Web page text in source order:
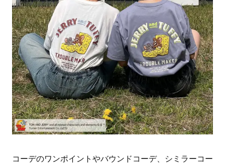
コーデのワンポイントやバウンドコーデ、シミラーコー